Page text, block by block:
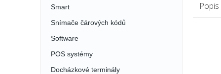
Smart
Snímače čárových kódů
Software
POS systémy
Docházkové terminály